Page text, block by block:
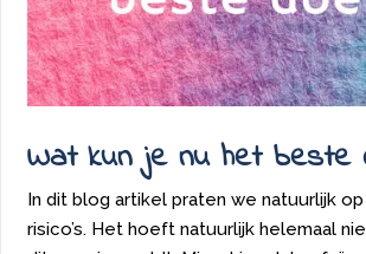
Wat kun je nu het beste
In dit blog artikel praten we natuurlijk
risico’s. Het hoeft natuurlijk helemaal